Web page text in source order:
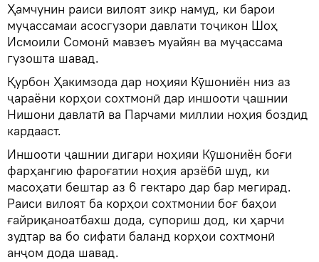
Ҳамчунин раиси вилоят зикр намуд, ки барои
муҷассамаи асосгузори давлати тоҷикон Шоҳ
Исмоили Сомонӣ мавзеъ муайян ва муҷассама
гузошта шавад.
Қурбон Ҳакимзода дар ноҳияи Кӯшониён низ аз
ҷараёни корҳои сохтмонӣ дар иншооти ҷашнии
Нишони давлатӣ ва Парчами миллии ноҳия боздид
кардааст.
Иншооти ҷашнии дигари ноҳияи Кӯшониён боғи
фарҳангию фароғатии ноҳия арзёбӣ шуд, ки
масоҳати бештар аз 6 гектаро дар бар мегирад.
Раиси вилоят ба корҳои сохтмонии боғ баҳои
ғайриқаноатбахш дода, супориш дод, ки ҳарчи
зудтар ва бо сифати баланд корҳои сохтмонӣ
анҷом дода шавад.